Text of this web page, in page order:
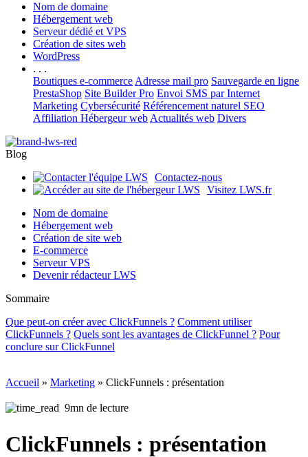
Nom de domaine
Hébergement web
Serveur dédié et VPS
Création de sites web
WordPress
. . .
Boutiques e-commerce Adresse mail pro Sauvegarde en ligne
PrestaShop Site Builder Pro Envoi SMS par Internet
Marketing Cybersécurité Référencement naturel SEO
Affiliation Hébergeur web Actualités web Divers
Blog
Contactez-nous
Visitez LWS.fr
Nom de domaine
Hébergement web
Création de site web
E-commerce
Serveur VPS
Devenir rédacteur LWS
Sommaire
Que peut-on créer avec ClickFunnels ? Comment utiliser
ClickFunnels ? Quels sont les avantages de ClickFunnel ? Pour
conclure sur ClickFunnel
Accueil » Marketing » ClickFunnels : présentation
9mn de lecture
ClickFunnels : présentation